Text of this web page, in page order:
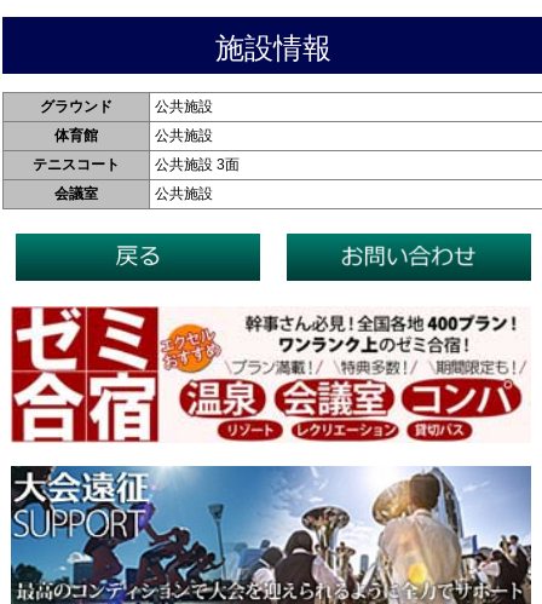
施設情報
グラウンド
公共施設
体育館
公共施設
テニスコート
公共施設 3面
会議室
公共施設